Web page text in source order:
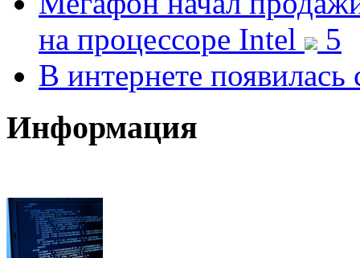
на процессоре Intel
5
В интернете
Информация